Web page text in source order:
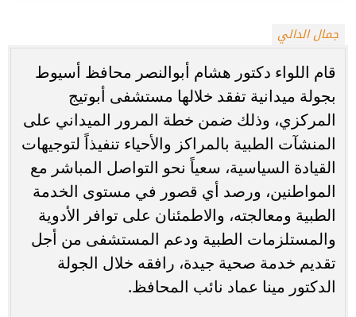
جمال الدالي
قام اللواء دكتور هشام أبوالنصر محافظ أسيوط
بجولة ميدانية تفقد خلالها مستشفى أبوتيج
المركزي، وذلك ضمن خطة المرور الميداني على
المنشآت الطبية بالمراكز والأحياء تنفيذاً لتوجيهات
القيادة السياسية، سعياً نحو التواصل المباشر مع
المواطنين، ورصد أي قصور في مستوى الخدمة
الطبية ومعالجته، والاطمئنان على توافر الأدوية
والمستلزمات الطبية ودعم المستشفى من أجل
تقديم خدمة صحية جيدة، رافقه خلال الجولة
الدكتور مينا عماد نائب المحافظ.